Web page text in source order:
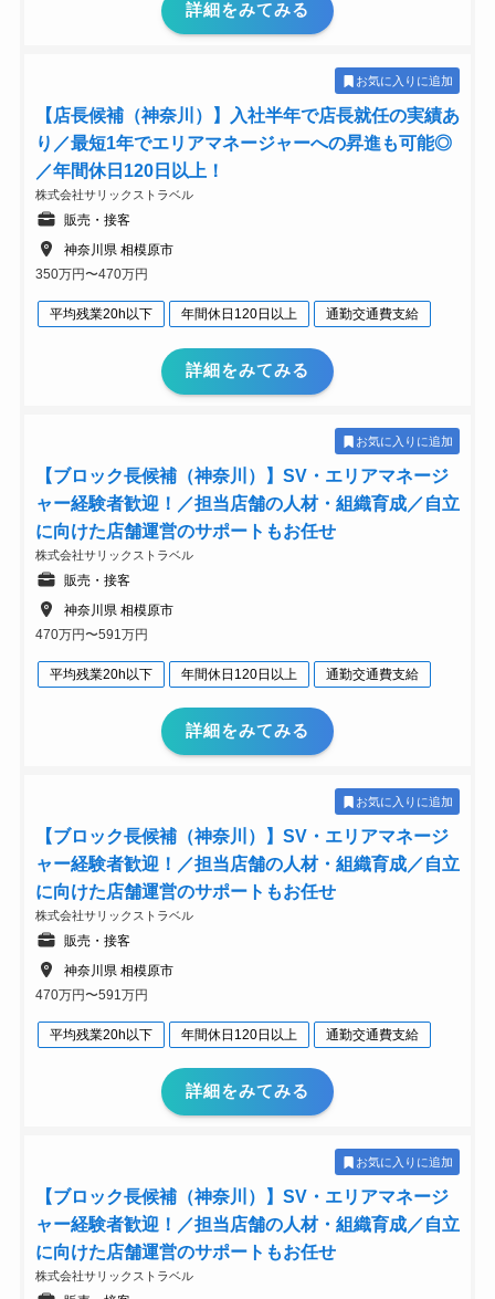
詳細をみてみる
お気に入りに追加
【店長候補（神奈川）】入社半年で店長就任の実績あ
り／最短1年でエリアマネージャーへの昇進も可能◎
／年間休日120日以上！
株式会社サリックストラベル
販売・接客
神奈川県 相模原市
350万円〜470万円
平均残業20h以下 年間休日120日以上 通勤交通費支給
詳細をみてみる
お気に入りに追加
【ブロック長候補（神奈川）】SV・エリアマネージ
ャー経験者歓迎！／担当店舗の人材・組織育成／自立
に向けた店舗運営のサポートもお任せ
株式会社サリックストラベル
販売・接客
神奈川県 相模原市
470万円〜591万円
平均残業20h以下 年間休日120日以上 通勤交通費支給
詳細をみてみる
お気に入りに追加
【ブロック長候補（神奈川）】SV・エリアマネージ
ャー経験者歓迎！／担当店舗の人材・組織育成／自立
に向けた店舗運営のサポートもお任せ
株式会社サリックストラベル
販売・接客
神奈川県 相模原市
470万円〜591万円
平均残業20h以下 年間休日120日以上 通勤交通費支給
詳細をみてみる
お気に入りに追加
【ブロック長候補（神奈川）】SV・エリアマネージ
ャー経験者歓迎！／担当店舗の人材・組織育成／自立
に向けた店舗運営のサポートもお任せ
株式会社サリックストラベル